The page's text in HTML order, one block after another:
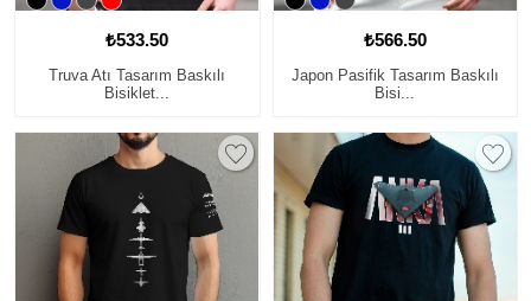
₺533.50
Truva Atı Tasarım Baskılı
Bisiklet...
₺566.50
Japon Pasifik Tasarım Baskılı
Bisi...